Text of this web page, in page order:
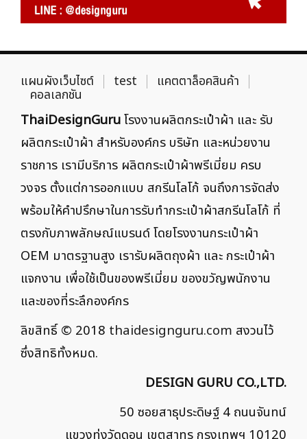
แผนผังเว็บไซต์ test แคตตาล็อคสินค้า
คอลเลกชัน
ThaiDesignGuruโรงงานผลิตกระเป๋าผ้า และ รับ
ผลิตกระเป๋าผ้า สำหรับองค์กร บริษัท และหน่วยงาน
ราชการ เรามีบริการ ผลิตกระเป๋าผ้าพรีเมี่ยม ครบ
วงจร ตั้งแต่การออกแบบ สกรีนโลโก้ จนถึงการจัดส่ง
พร้อมให้คำปรึกษาในการรับทำกระเป๋าผ้าสกรีนโลโก้ ที่
ตรงกับภาพลักษณ์แบรนด์ โดยโรงงานกระเป๋าผ้า
OEM มาตรฐานสูง เรารับผลิตถุงผ้า และ กระเป๋าผ้า
แจกงาน เพื่อใช้เป็นของพรีเมี่ยม ของขวัญพนักงาน
และของที่ระลึกองค์กร
ลิขสิทธิ์ © 2018 thaidesignguru.com สงวนไว้
ซึ่งสิทธิทั้งหมด.
DESIGN GURU CO.,LTD.
50 ซอยสาธุประดิษฐ์ 4 ถนนจันทน์